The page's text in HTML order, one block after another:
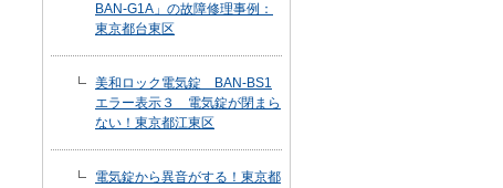
BAN-G1A」の故障修理事例：
東京都台東区
美和ロック電気錠 BAN-BS1
エラー表示３ 電気錠が閉まら
ない！東京都江東区
電気錠から異音がする！東京都